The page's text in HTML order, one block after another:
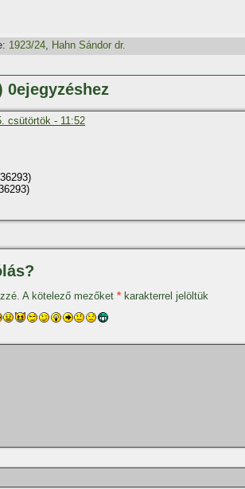
1923/24, Hahn Sándor dr.
0ejegyzéshez
csütörtök - 11:52
A kötelező mezőket * karakterrel jelöltük